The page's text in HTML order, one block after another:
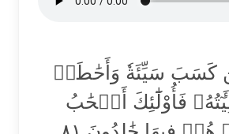
كَسَبَ سَيِّئَةٗ وَأَحَٰطَتۡ
فَأُوْلَٰٓئِكَ أَصۡحَٰبُ